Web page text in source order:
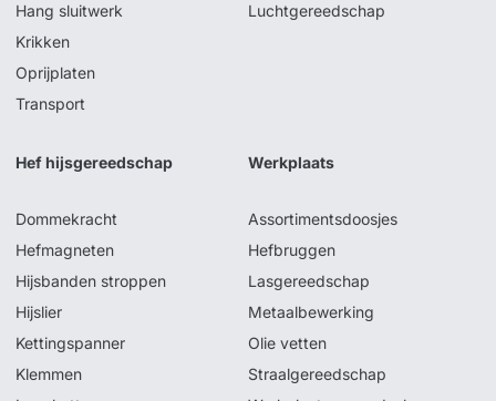
Hang sluitwerk
Krikken
Oprijplaten
Transport
Luchtgereedschap
Hef hijsgereedschap
Dommekracht
Hefmagneten
Hijsbanden stroppen
Hijslier
Kettingspanner
Klemmen
Werkplaats
Assortimentsdoosjes
Hefbruggen
Lasgereedschap
Metaalbewerking
Olie vetten
Straalgereedschap